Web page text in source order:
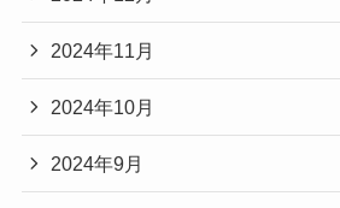
2024年11月
2024年10月
2024年9月